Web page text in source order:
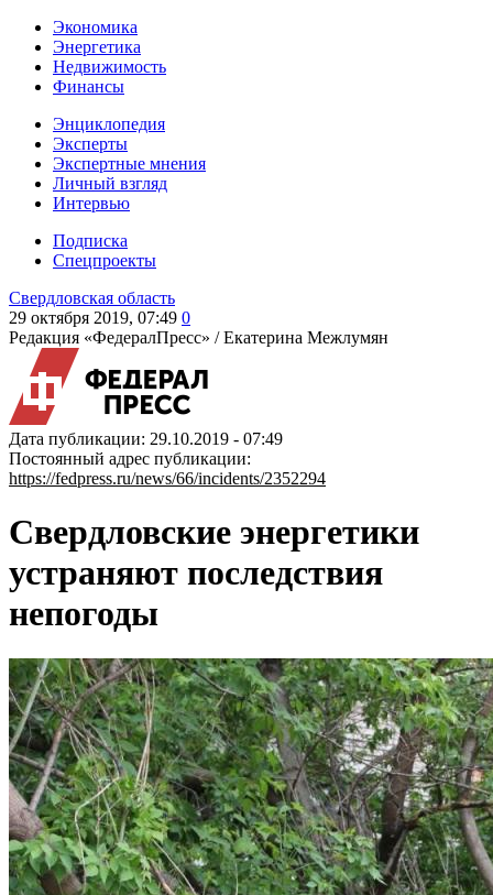
Экономика
Энергетика
Недвижимость
Финансы
Энциклопедия
Эксперты
Экспертные мнения
Личный взгляд
Интервью
Подписка
Спецпроекты
Свердловская область
29 октября 2019, 07:49 0
Редакция «ФедералПресс» /Екатерина Межлумян
Дата публикации: 29.10.2019 - 07:49
Постоянный адрес публикации:
https://fedpress.ru/news/66/incidents/2352294
Свердловские энергетики
устраняют последствия
непогоды